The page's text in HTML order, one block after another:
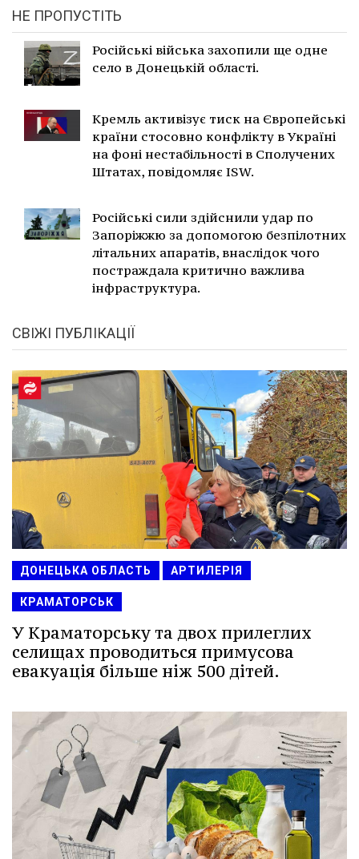
НЕ ПРОПУСТІТЬ
Російські війська захопили ще одне
село в Донецькій області.
Кремль активізує тиск на Європейські
країни стосовно конфлікту в Україні
на фоні нестабільності в Сполучених
Штатах, повідомляє ISW.
Російські сили здійснили удар по
Запоріжжю за допомогою безпілотних
літальних апаратів, внаслідок чого
постраждала критично важлива
інфраструктура.
СВІЖІ ПУБЛІКАЦІЇ
ДОНЕЦЬКА ОБЛАСТЬ АРТИЛЕРІЯ
КРАМАТОРСЬК
У Краматорську та двох прилеглих
селищах проводиться примусова
евакуація більше ніж 500 дітей.